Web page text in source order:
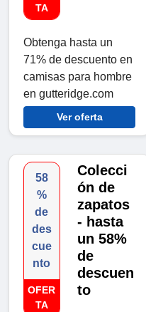
TA
Obtenga hasta un
71% de descuento en
camisas para hombre
en gutteridge.com
Ver oferta
58
%
de
des
cue
nto
OFER
TA
Colecci
ón de
zapatos
- hasta
un 58%
de
descuen
to